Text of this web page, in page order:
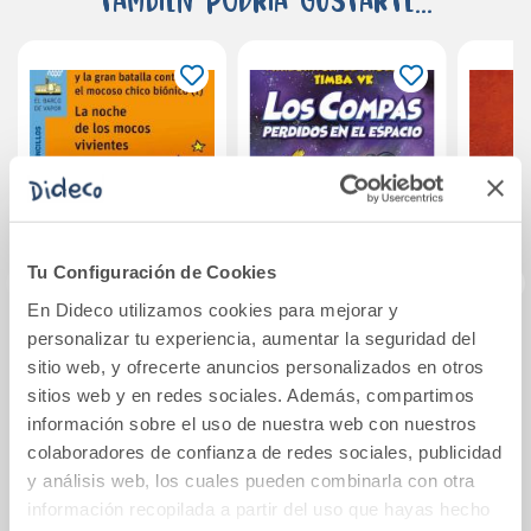
Tu Configuración de Cookies
En Dideco utilizamos cookies para mejorar y
personalizar tu experiencia, aumentar la seguridad del
sitio web, y ofrecerte anuncios personalizados en otros
sitios web y en redes sociales. Además, compartimos
información sobre el uso de nuestra web con nuestros
colaboradores de confianza de redes sociales, publicidad
y análisis web, los cuales pueden combinarla con otra
información recopilada a partir del uso que hayas hecho
La noche de los
mocos vivientes
9,50€
Comprar
Compas 5. Los
Compas perdidos
en el espacio
19,90€
Comprar